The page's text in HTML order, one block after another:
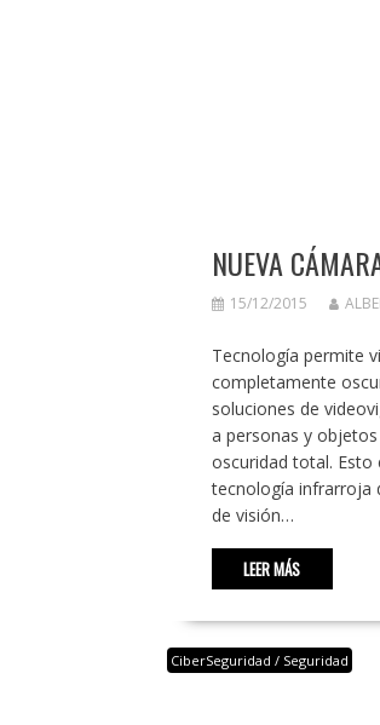
NUEVA
15/12/2015
Tecnología permite
completamente
soluciones de
a personas y
oscuridad total. Esto
tecnología infrarroja
de visión…
LEER MÁS
CiberSeguridad / Seguridad